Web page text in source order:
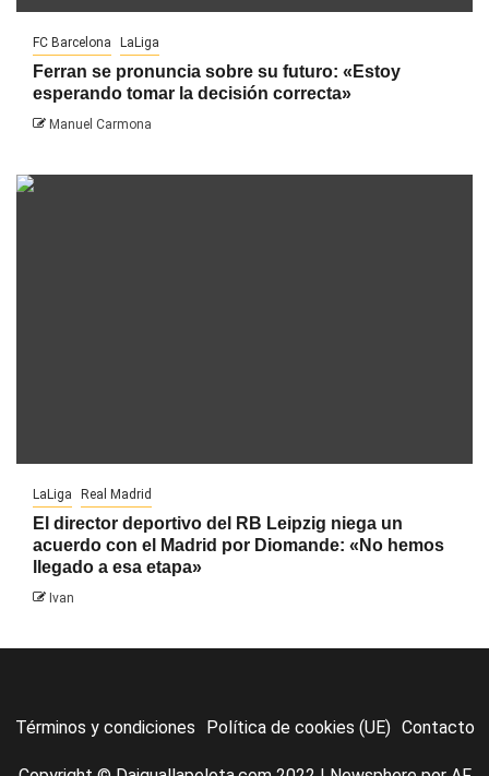
FC Barcelona LaLiga
Ferran se pronuncia sobre su futuro: «Estoy
esperando tomar la decisión correcta»
Manuel Carmona
LaLiga Real Madrid
El director deportivo del RB Leipzig niega un
acuerdo con el Madrid por Diomande: «No hemos
llegado a esa etapa»
Ivan
Términos y condiciones Política de cookies (UE) Contacto